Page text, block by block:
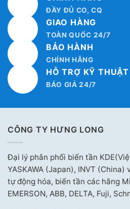
ĐẦY ĐỦ CO, CQ
GIAO HÀNG
TOÀN QUỐC 24/7
BẢO HÀNH
CHÍNH HÃNG
HỖ TRỢ KỸ THUẬT
BÁO GIÁ 24/7
CÔNG TY HƯNG LONG
Đại lý phân phối biến tần
YASKAWA (Japan), INVT
tự động hóa, biến tần các hãng
EMERSON, ABB, DELTA, Fuji,